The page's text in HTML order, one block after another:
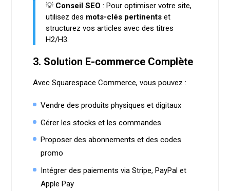
💡 Conseil SEO : Pour optimiser votre site,
utilisez des mots-clés pertinentset
structurez vos articles avec des titres
H2/H3.
3. Solution E-commerce Complète
Avec Squarespace Commerce, vous pouvez :
Vendre des produits physiques et digitaux
Gérer les stocks et les commandes
Proposer des abonnements et des codes
promo
Intégrer des paiements via Stripe, PayPal et
Apple Pay